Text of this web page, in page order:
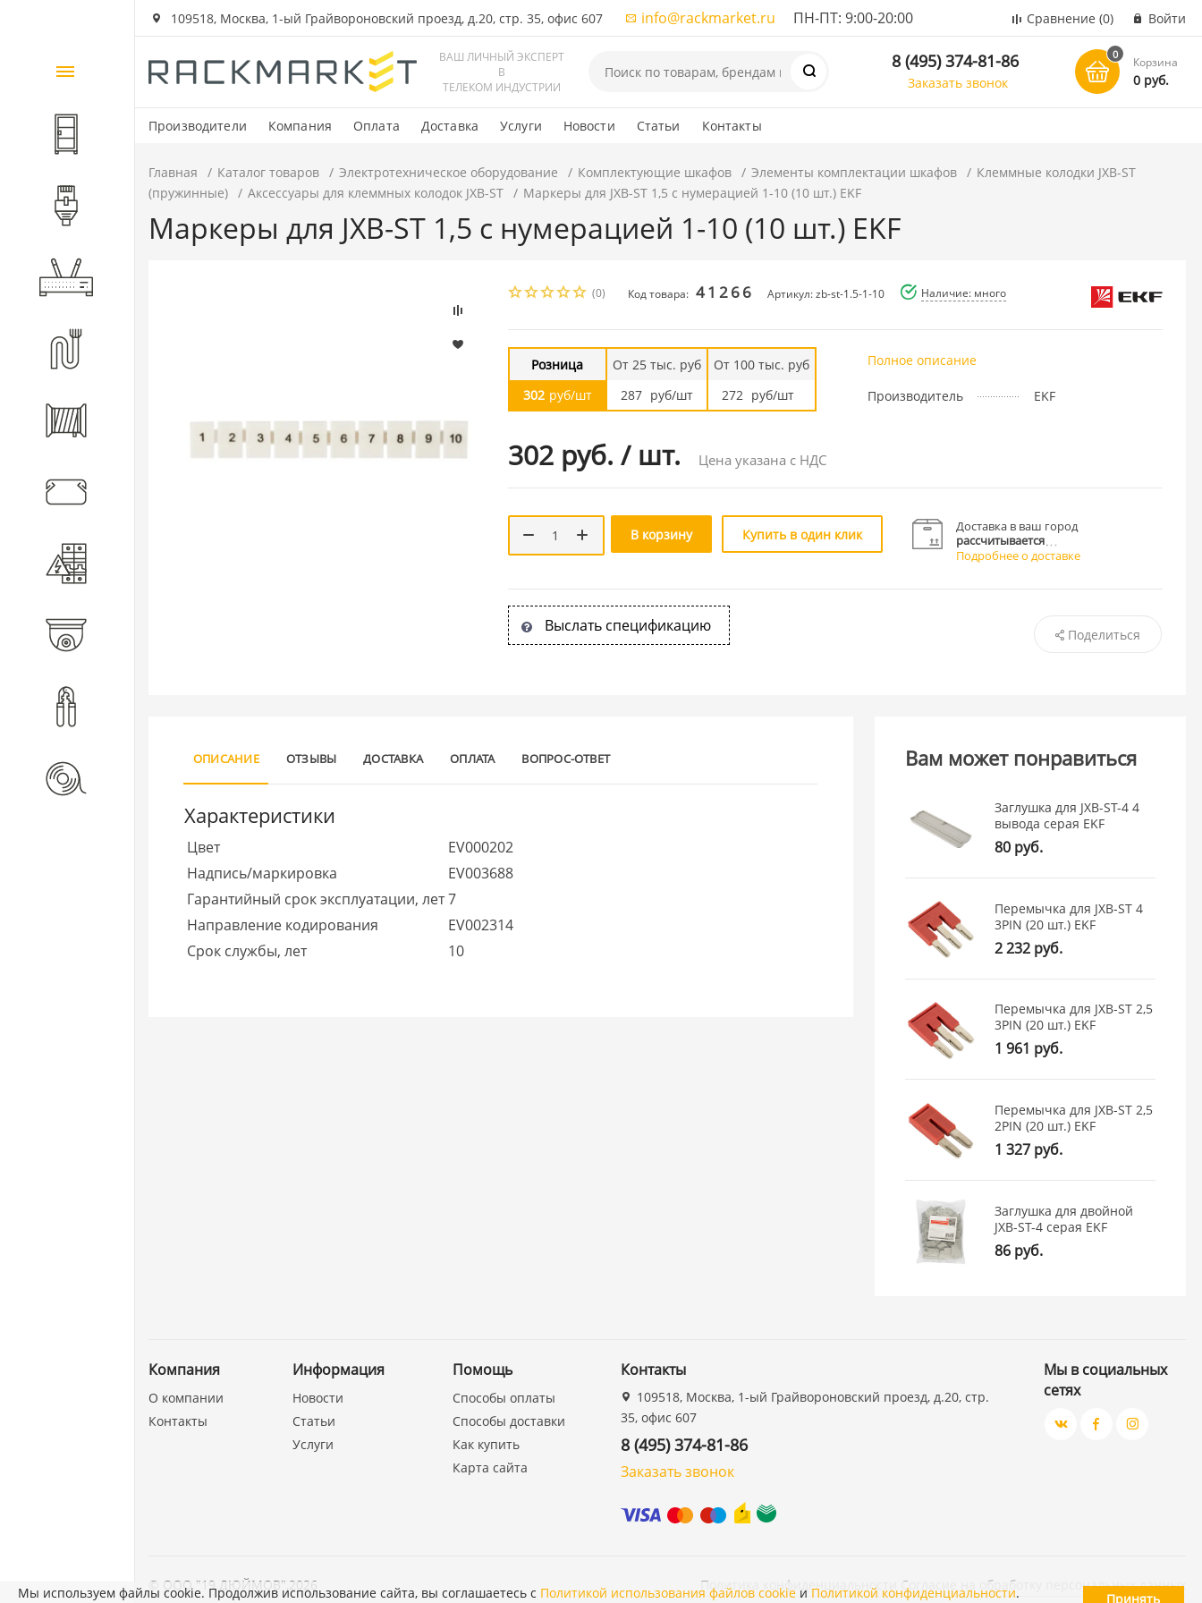
109518, Москва, 1-ый Грайвороновский проезд, д.20, стр. 35, офис 607 info@rackmarket.ru ПН-ПТ: 9:00-20:00 Сравнение (0) Войти
ВАШ ЛИЧНЫЙ ЭКСПЕРТ
В
ТЕЛЕКОМ ИНДУСТРИИ
8 (495) 374-81-86
Заказать звонок
0
Корзина
0 руб.
Производители Компания Оплата Доставка Услуги Новости Статьи Контакты
Каталог
товаров
Шкафы и стойки
Компоненты СКС
Главная Каталог товаров Электротехническое оборудование Комплектующие шкафов Элементы комплектации шкафов
Клеммные колодки JXB-ST
(пружинные)
Аксессуары для клеммных колодок JXB-ST Маркеры для JXB-ST 1,5 с нумерацией 1-10 (10 шт.) EKF
Маркеры для JXB-ST 1,5 с нумерацией 1-10 (10 шт.) EKF
(0) Код товара: 41266 Артикул: zb-st-1.5-1-10 Наличие: много
Розница
302 руб/шт
От 25 тыс. руб
287 руб/шт
От 100 тыс. руб
272 руб/шт
302 руб. / шт. Цена указана с НДС
Полное описание
Производитель EKF
В корзину Купить в один клик
Доставка в ваш город
рассчитывается
Подробнее о доставке
Выслать спецификацию Поделиться
ОПИСАНИЕ ОТЗЫВЫ ДОСТАВКА ОПЛАТА ВОПРОС-ОТВЕТ
Характеристики
Цвет
EV000202
Надпись/маркировка
EV003688
Гарантийный срок эксплуатации, лет7
Направление кодирования
EV002314
Срок службы, лет
10
Вам может понравиться
Заглушка для JXB-ST-4 4
вывода серая EKF
80 руб.
Перемычка для JXB-ST 4
3PIN (20 шт.) EKF
2 232 руб.
Перемычка для JXB-ST 2,5
3PIN (20 шт.) EKF
1 961 руб.
Перемычка для JXB-ST 2,5
2PIN (20 шт.) EKF
1 327 руб.
Заглушка для двойной
JXB-ST-4 серая EKF
86 руб.
Компания
О компании
Контакты
Информация
Новости
Статьи
Услуги
Помощь
Способы оплаты
Способы доставки
Как купить
Карта сайта
Контакты
109518, Москва, 1-ый Грайвороновский проезд, д.20, стр.
35, офис 607
8 (495) 374-81-86
Заказать звонок
Мы в социальных
сетях
© ООО "19 ДЮЙМОВ" 2026 Политика конфиденциальности Согласие на обработку персональных данных
Мы используем файлы cookie. Продолжив использование сайта, вы соглашаетесь с Политикой использования файлов cookie и Политикой конфиденциальности. Принять